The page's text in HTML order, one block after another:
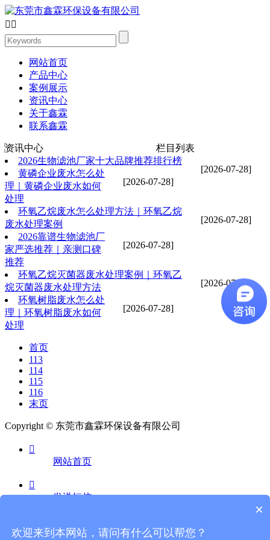
 
网站首页
产品中心
案例展示
资讯中心
关于鑫霖
联系鑫霖
资讯中心 栏目列表
[2026-07-28]
2026生物滤池厂家十大品牌推荐排行榜
[2026-07-28]
黄磷企业废水怎么处
理｜黄磷企业废水如何
处理
[2026-07-28]
环氧乙烷废水怎么处理方法｜环氧乙烷
废水处理案例
[2026-07-28]
2026靠谱生物滤池厂
家严选推荐｜亲测口碑
推荐
[2026-07-28]
环氧乙烷灭菌器废水处理案例｜环氧乙
烷灭菌器废水处理方法
[2026-07-28]
环氧树脂废水怎么处
理｜环氧树脂废水如何
处理
首页
113
114
115
116
末页
Copyright © 东莞市鑫霖环保设备有限公司

网站首页

发送短信
电话咨询
×
欢迎来到本网站，请问有什么可以帮您？